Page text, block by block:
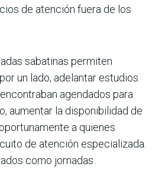
de atención fuera de los
sabatinas permiten
un lado, adelantar estudios
agendados para
aumentar la disponibilidad de
a quienes
de atención especializada.
como jornadas